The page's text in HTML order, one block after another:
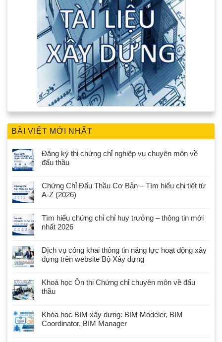
BÀI VIẾT MỚI NHẤT
Đăng ký thi chứng chỉ nghiệp vụ chuyên môn về
đấu thầu
Chứng Chỉ Đấu Thầu Cơ Bản – Tìm hiểu chi tiết từ
A-Z (2026)
Tìm hiểu chứng chỉ chỉ huy trưởng – thông tin mới
nhất 2026
Dịch vụ công khai thông tin năng lực hoạt động xây
dựng trên website Bộ Xây dựng
Khoá học Ôn thi Chứng chỉ chuyên môn về đấu
thầu
Khóa học BIM xây dựng: BIM Modeler, BIM
Coordinator, BIM Manager